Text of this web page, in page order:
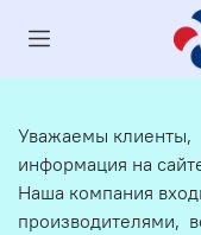
Уважаемы клиенты,
информация на
Наша компания
производителями,